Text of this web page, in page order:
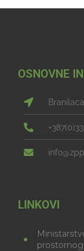
OSNOVNE
LINKOVI